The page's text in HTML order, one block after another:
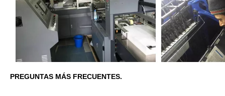
PREGUNTAS MÁS FRECUENTES.